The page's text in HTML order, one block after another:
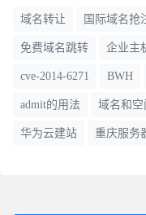
域名转让 国际域名抢
免费域名跳转 企业主
cve-2014-6271 BWH
admit的用法 域名和空
华为云建站 重庆服务